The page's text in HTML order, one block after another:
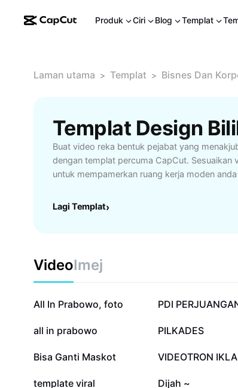
Produk Ciri Blog Templat
Laman utama > Templat > Bisnes Dan
Buat video reka bentuk pejabat yang
dengan templat percuma CapCut.
untuk mempamerkan ruang kerja moden
Lagi Templat›
VideoImej
3.8J
All In Prabowo, foto 278.6K
PDI
6.8K
all in prabowo 6.4K
PILKADES
2.3K
Bisa Ganti Maskot 1.3K
VIDEOTRON
0
template viral 0
Dijah ~